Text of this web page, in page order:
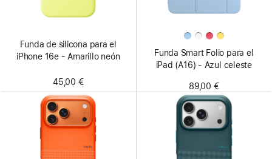
Funda de silicona para el
iPhone 16e - Amarillo neón
45,00 €
Funda Smart Folio para el
iPad (A16) - Azul celeste
89,00 €